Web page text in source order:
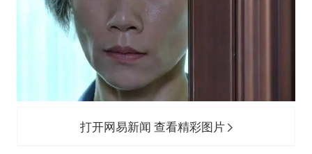
打开网易新闻 查看精彩图片